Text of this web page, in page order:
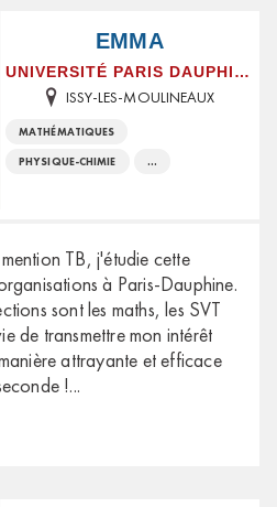
EMMA
UNIVERSITÉ PARIS DAUPHINE
ISSY-LES-MOULINEAUX
MATHÉMATIQUES
PHYSIQUE-CHIMIE ...
TB, j'étudie cette
à Paris-Dauphine.
sont les maths, les SVT
de transmettre mon intérêt
attrayante et efficace
!...